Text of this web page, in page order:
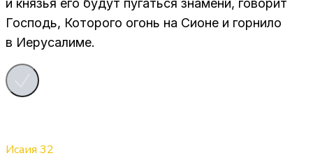
и кня­зья его бу­дут пу­гать­ся зна­ме­ни, го­во­рит
Гос­подь, Ко­то­ро­го огонь на Си­оне и гор­ни­ло
в Иеру­са­ли­ме.
Исаия 32